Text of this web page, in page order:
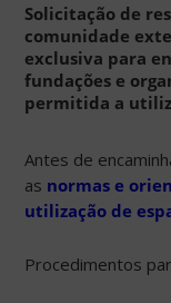
Solicitação de
comunidade
exclusiva para
fundações e
permitida a
Antes de
as normas e
utilização de
Procedimentos